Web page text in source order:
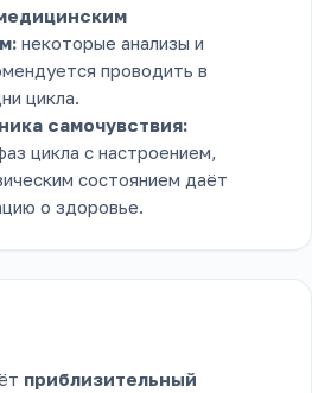
некоторые анализы и
проводить в
цикла.
самочувствия:
цикла с настроением,
состоянием даёт
о здоровье.
приблизительный